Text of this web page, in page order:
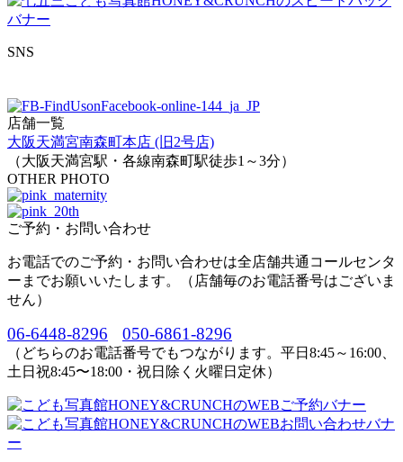
SNS
店舗一覧
大阪天満宮南森町本店 (旧2号店)
（大阪天満宮駅・各線南森町駅徒歩1～3分）
OTHER PHOTO
ご予約・お問い合わせ
お電話でのご予約・お問い合わせは全店舗共通コールセンタ
ーまでお願いいたします。（店舗毎のお電話番号はございま
せん）
06-6448-8296 050-6861-8296
（どちらのお電話番号でもつながります。平日8:45～16:00、
土日祝8:45〜18:00・祝日除く火曜日定休）